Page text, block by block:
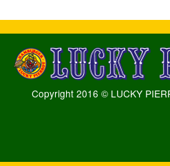
Copyright 2016 © LUCKY